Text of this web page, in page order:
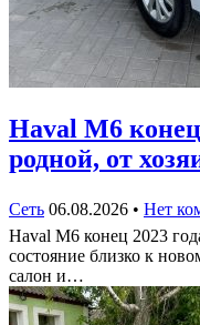
Haval M6 конец
родной, от
Сеть 06.08.2026 • Нет
Haval M6 конец 2023
состояние близко к
салон и…